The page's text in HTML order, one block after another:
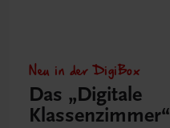
Neu in der DigiBox
Das „Digitale
Klassenzimmer“